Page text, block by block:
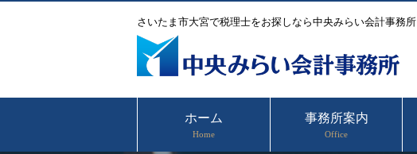
さいたま市大宮で税理士をお探しなら中央みらい会計事務所
ホーム
Home
事務所案内
Office